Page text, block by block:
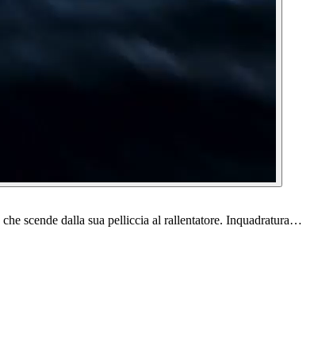
scende dalla sua pelliccia al rallentatore. Inquadratura…